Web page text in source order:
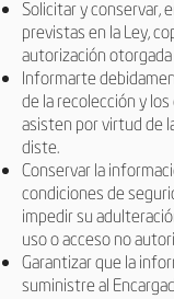
Solicitar y conservar,
previstas en la Ley,
autorización
Informarte
de la recolección y
asisten por virtud de
diste.
Conservar la
condiciones de
impedir su
uso o acceso no
Garantizar que la
suministre al